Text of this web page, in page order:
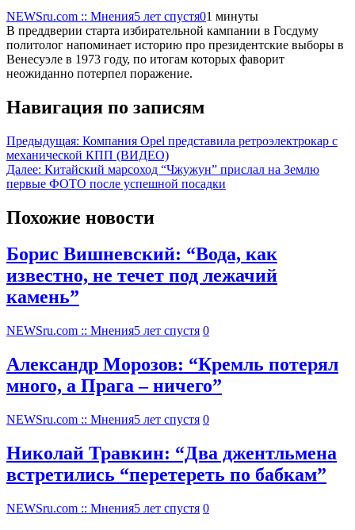
NEWSru.com :: Мнения5 лет спустя01 минуты
В преддверии старта избирательной кампании в Госдуму
политолог напоминает историю про президентские выборы в
Венесуэле в 1973 году, по итогам которых фаворит
неожиданно потерпел поражение.
Навигация по записям
Предыдущая: Компания Opel представила ретроэлектрокар с
механической КПП (ВИДЕО)
Далее: Китайский марсоход “Чжужун” прислал на Землю
первые ФОТО после успешной посадки
Похожие новости
Борис Вишневский: “Вода, как
известно, не течет под лежачий
камень”
NEWSru.com :: Мнения5 лет спустя 0
Александр Морозов: “Кремль потерял
много, а Прага – ничего”
NEWSru.com :: Мнения5 лет спустя 0
Николай Травкин: “Два джентльмена
встретились “перетереть по бабкам”
NEWSru.com :: Мнения5 лет спустя 0